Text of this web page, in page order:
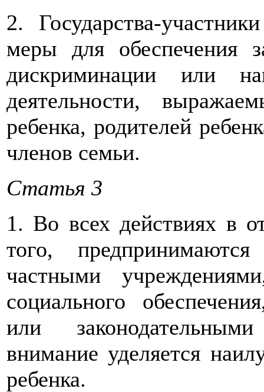
2. Государства-
меры для обеспечения
дискриминации или
деятельности,
ребенка, родителей
членов семьи.
Статья 3
1. Во всех действиях в
того,
частными
социального
или
внимание уделяется
ребенка.